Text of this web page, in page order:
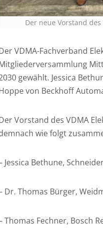
Der neue Vorstand
VDMA-Fachverband
gewählt. Jessica
von Beckhoff
Vorstand des VDMA
wie folgt
Jessica Bethune,
Dr. Thomas Bürger,
Thomas Fechner, Bosch